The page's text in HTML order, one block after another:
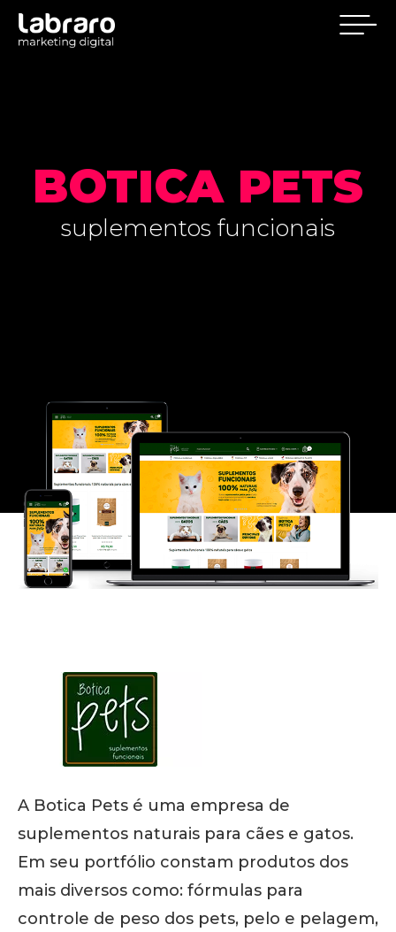
BOTICA PETS
suplementos funcionais
A Botica Pets é uma empresa de
suplementos naturais para cães e gatos.
Em seu portfólio constam produtos dos
mais diversos como: fórmulas para
controle de peso dos pets, pelo e pelagem,